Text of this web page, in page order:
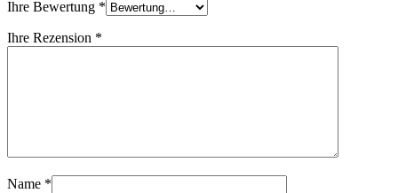
Ihre Bewertung *
Ihre Rezension *
Name *